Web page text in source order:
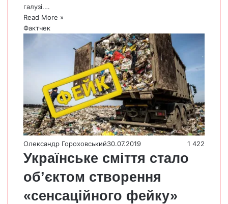
галузі.…
Read More »
Фактчек
Олександр Гороховський30.07.2019 1 422
Українське сміття стало
об’єктом створення
«сенсаційного фейку»